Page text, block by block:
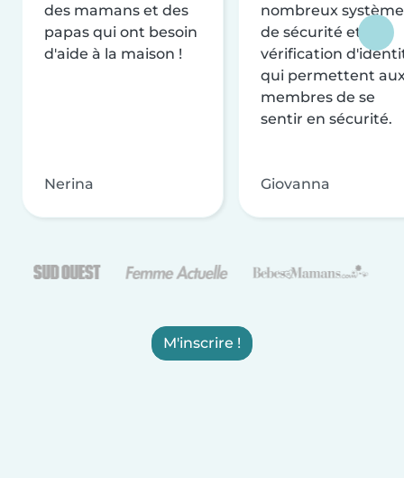
des mamans et des
papas qui ont besoin
d'aide à la maison !
Nerina
nombreux
de sécurité et de
vérification
qui permettent
membres de se
sentir en sécurité.
Giovanna
M'inscrire !